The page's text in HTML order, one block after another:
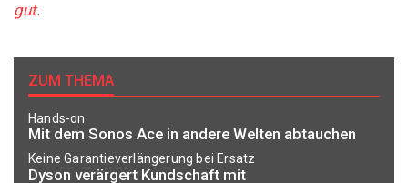
gut.
ZUM THEMA
Hands-on
Mit dem Sonos Ace in andere Welten abtauchen
Keine Garantieverlängerung bei Ersatz
Dyson verärgert Kundschaft mit